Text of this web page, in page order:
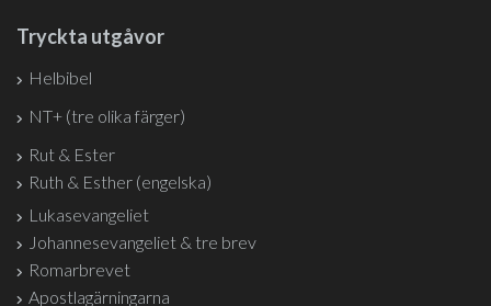
Tryckta utgåvor
Helbibel
NT+ (tre olika färger)
Rut & Ester
Ruth & Esther (engelska)
Lukasevangeliet
Johannesevangeliet & tre brev
Romarbrevet
Apostlagärningarna